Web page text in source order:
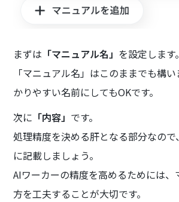
まずは 「マニュアル名」 を設定します。
「マニュアル名」はこのままでも構
かりやすい名前にしてもOKです。
次に 「内容」 です。
処理精度を決める肝となる部分なの
に記載しましょう。
AIワーカーの精度を高めるためには、
方を工夫することが大切です。